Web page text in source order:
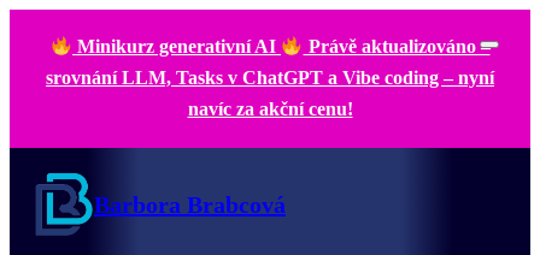
Minikurz generativní AI
Právě aktualizováno –
srovnání LLM, Tasks v ChatGPT a Vibe coding – nyní
navíc za akční cenu!
Barbora Brabcová